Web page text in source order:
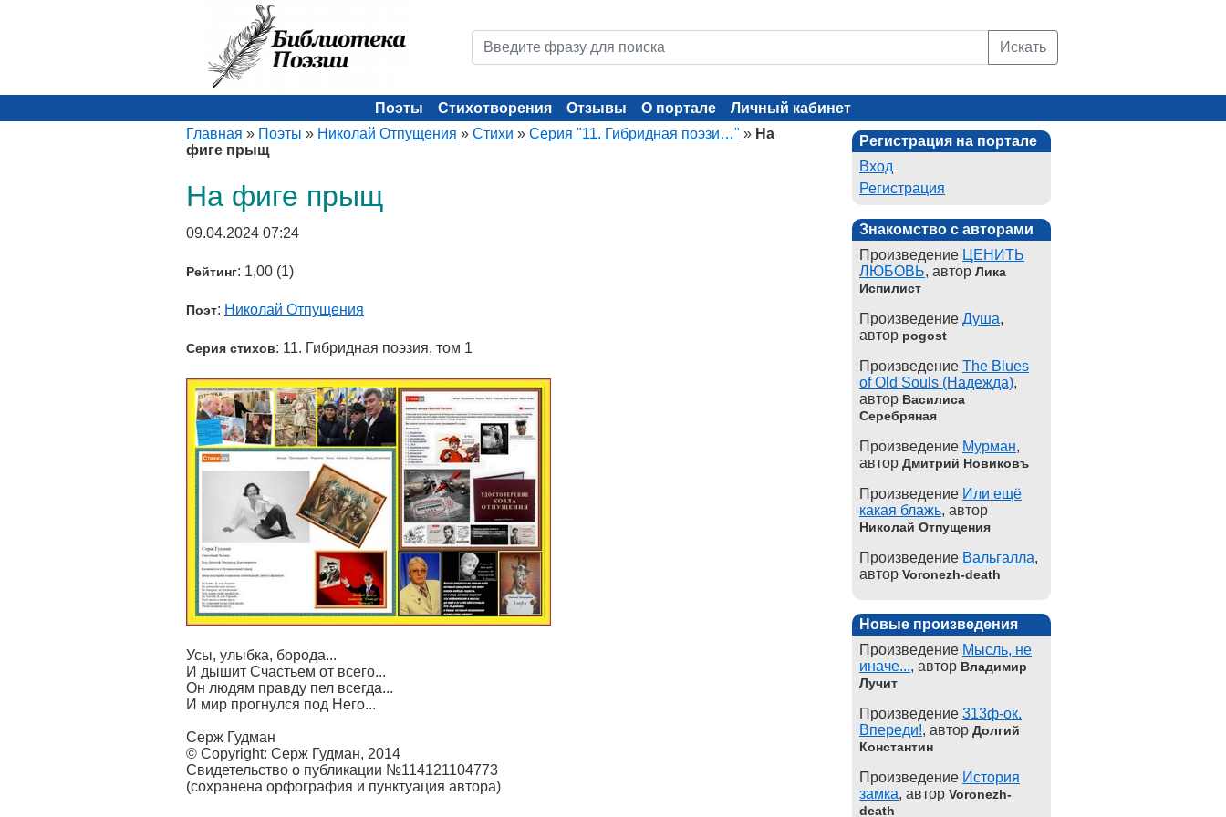
Искать
Поэты Стихотворения Отзывы О портале
Личный кабинет
Главная » Поэты » Николай Отпущения » Стихи » Серия "11. Гибридная поэзи…" » На
фиге прыщ
На фиге прыщ
09.04.2024 07:24
Рейтинг: 1,00 (1)
Поэт: Николай Отпущения
Серия стихов: 11. Гибридная поэзия, том 1
Усы, улыбка, борода...
И дышит Счастьем от всего...
Он людям правду пел всегда...
И мир прогнулся под Него...
Серж Гудман
© Copyright: Серж Гудман, 2014
Свидетельство о публикации №114121104773
(сохранена орфография и пунктуация автора)
Регистрация на портале
Вход
Регистрация
Знакомство с авторами
Произведение ЦЕНИТЬ
ЛЮБОВЬ, автор Лика
Испилист
Произведение Душа,
автор pogost
Произведение The Blues
of Old Souls (Надежда),
автор Василиса
Серебряная
Произведение Мурман,
автор Дмитрий Новиковъ
Произведение Или ещё
какая блажь, автор
Николай Отпущения
Произведение Вальгалла,
автор Voronezh-death
Новые произведения
Произведение Мысль, не
иначе..., автор Владимир
Лучит
Произведение 313ф-ок.
Впереди!, автор Долгий
Константин
Произведение История
замка, автор Voronezh-
death